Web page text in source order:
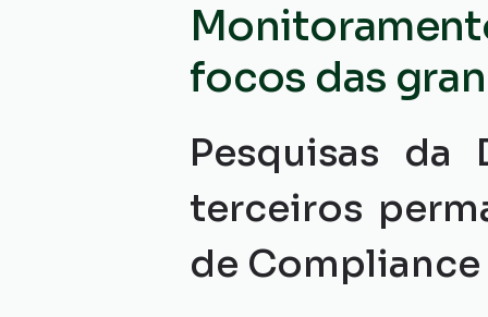
focos das
Pesquisas
terceiros
de